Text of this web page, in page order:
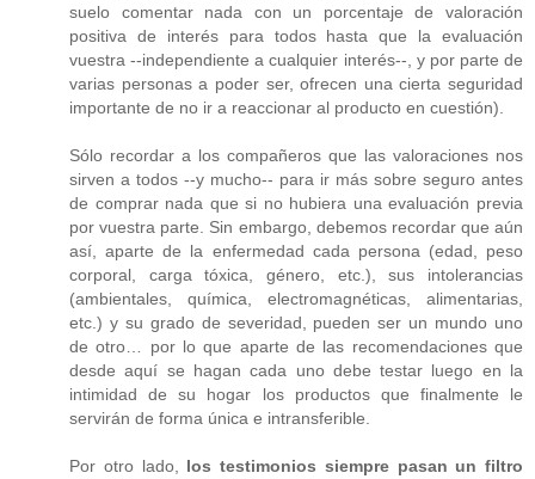
suelo comentar nada con un porcentaje de valoración
positiva de interés para todos hasta que la evaluación
vuestra --independiente a cualquier interés--, y por parte de
varias personas a poder ser, ofrecen una cierta seguridad
importante de no ir a reaccionar al producto en cuestión).
Sólo recordar a los compañeros que las valoraciones nos
sirven a todos --y mucho-- para ir más sobre seguro antes
de comprar nada que si no hubiera una evaluación previa
por vuestra parte. Sin embargo, debemos recordar que aún
así, aparte de la enfermedad cada persona (edad, peso
corporal, carga tóxica, género, etc.), sus intolerancias
(ambientales, química, electromagnéticas, alimentarias,
etc.) y su grado de severidad, pueden ser un mundo uno
de otro… por lo que aparte de las recomendaciones que
desde aquí se hagan cada uno debe testar luego en la
intimidad de su hogar los productos que finalmente le
servirán de forma única e intransferible.
Por otro lado, los testimonios siempre pasan un filtro